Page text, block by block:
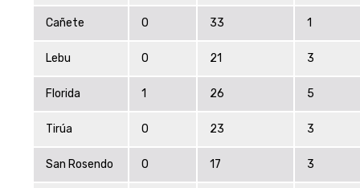
Cañete 0 33 1
Lebu 0 21 3
Florida 1 26 5
Tirúa 0 23 3
San Rosendo 0 17 3